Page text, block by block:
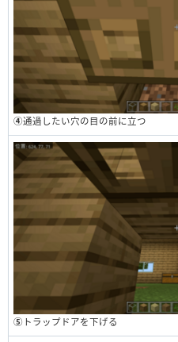
④通過したい穴の目の前に立つ
⑤ トラップドアを下げる